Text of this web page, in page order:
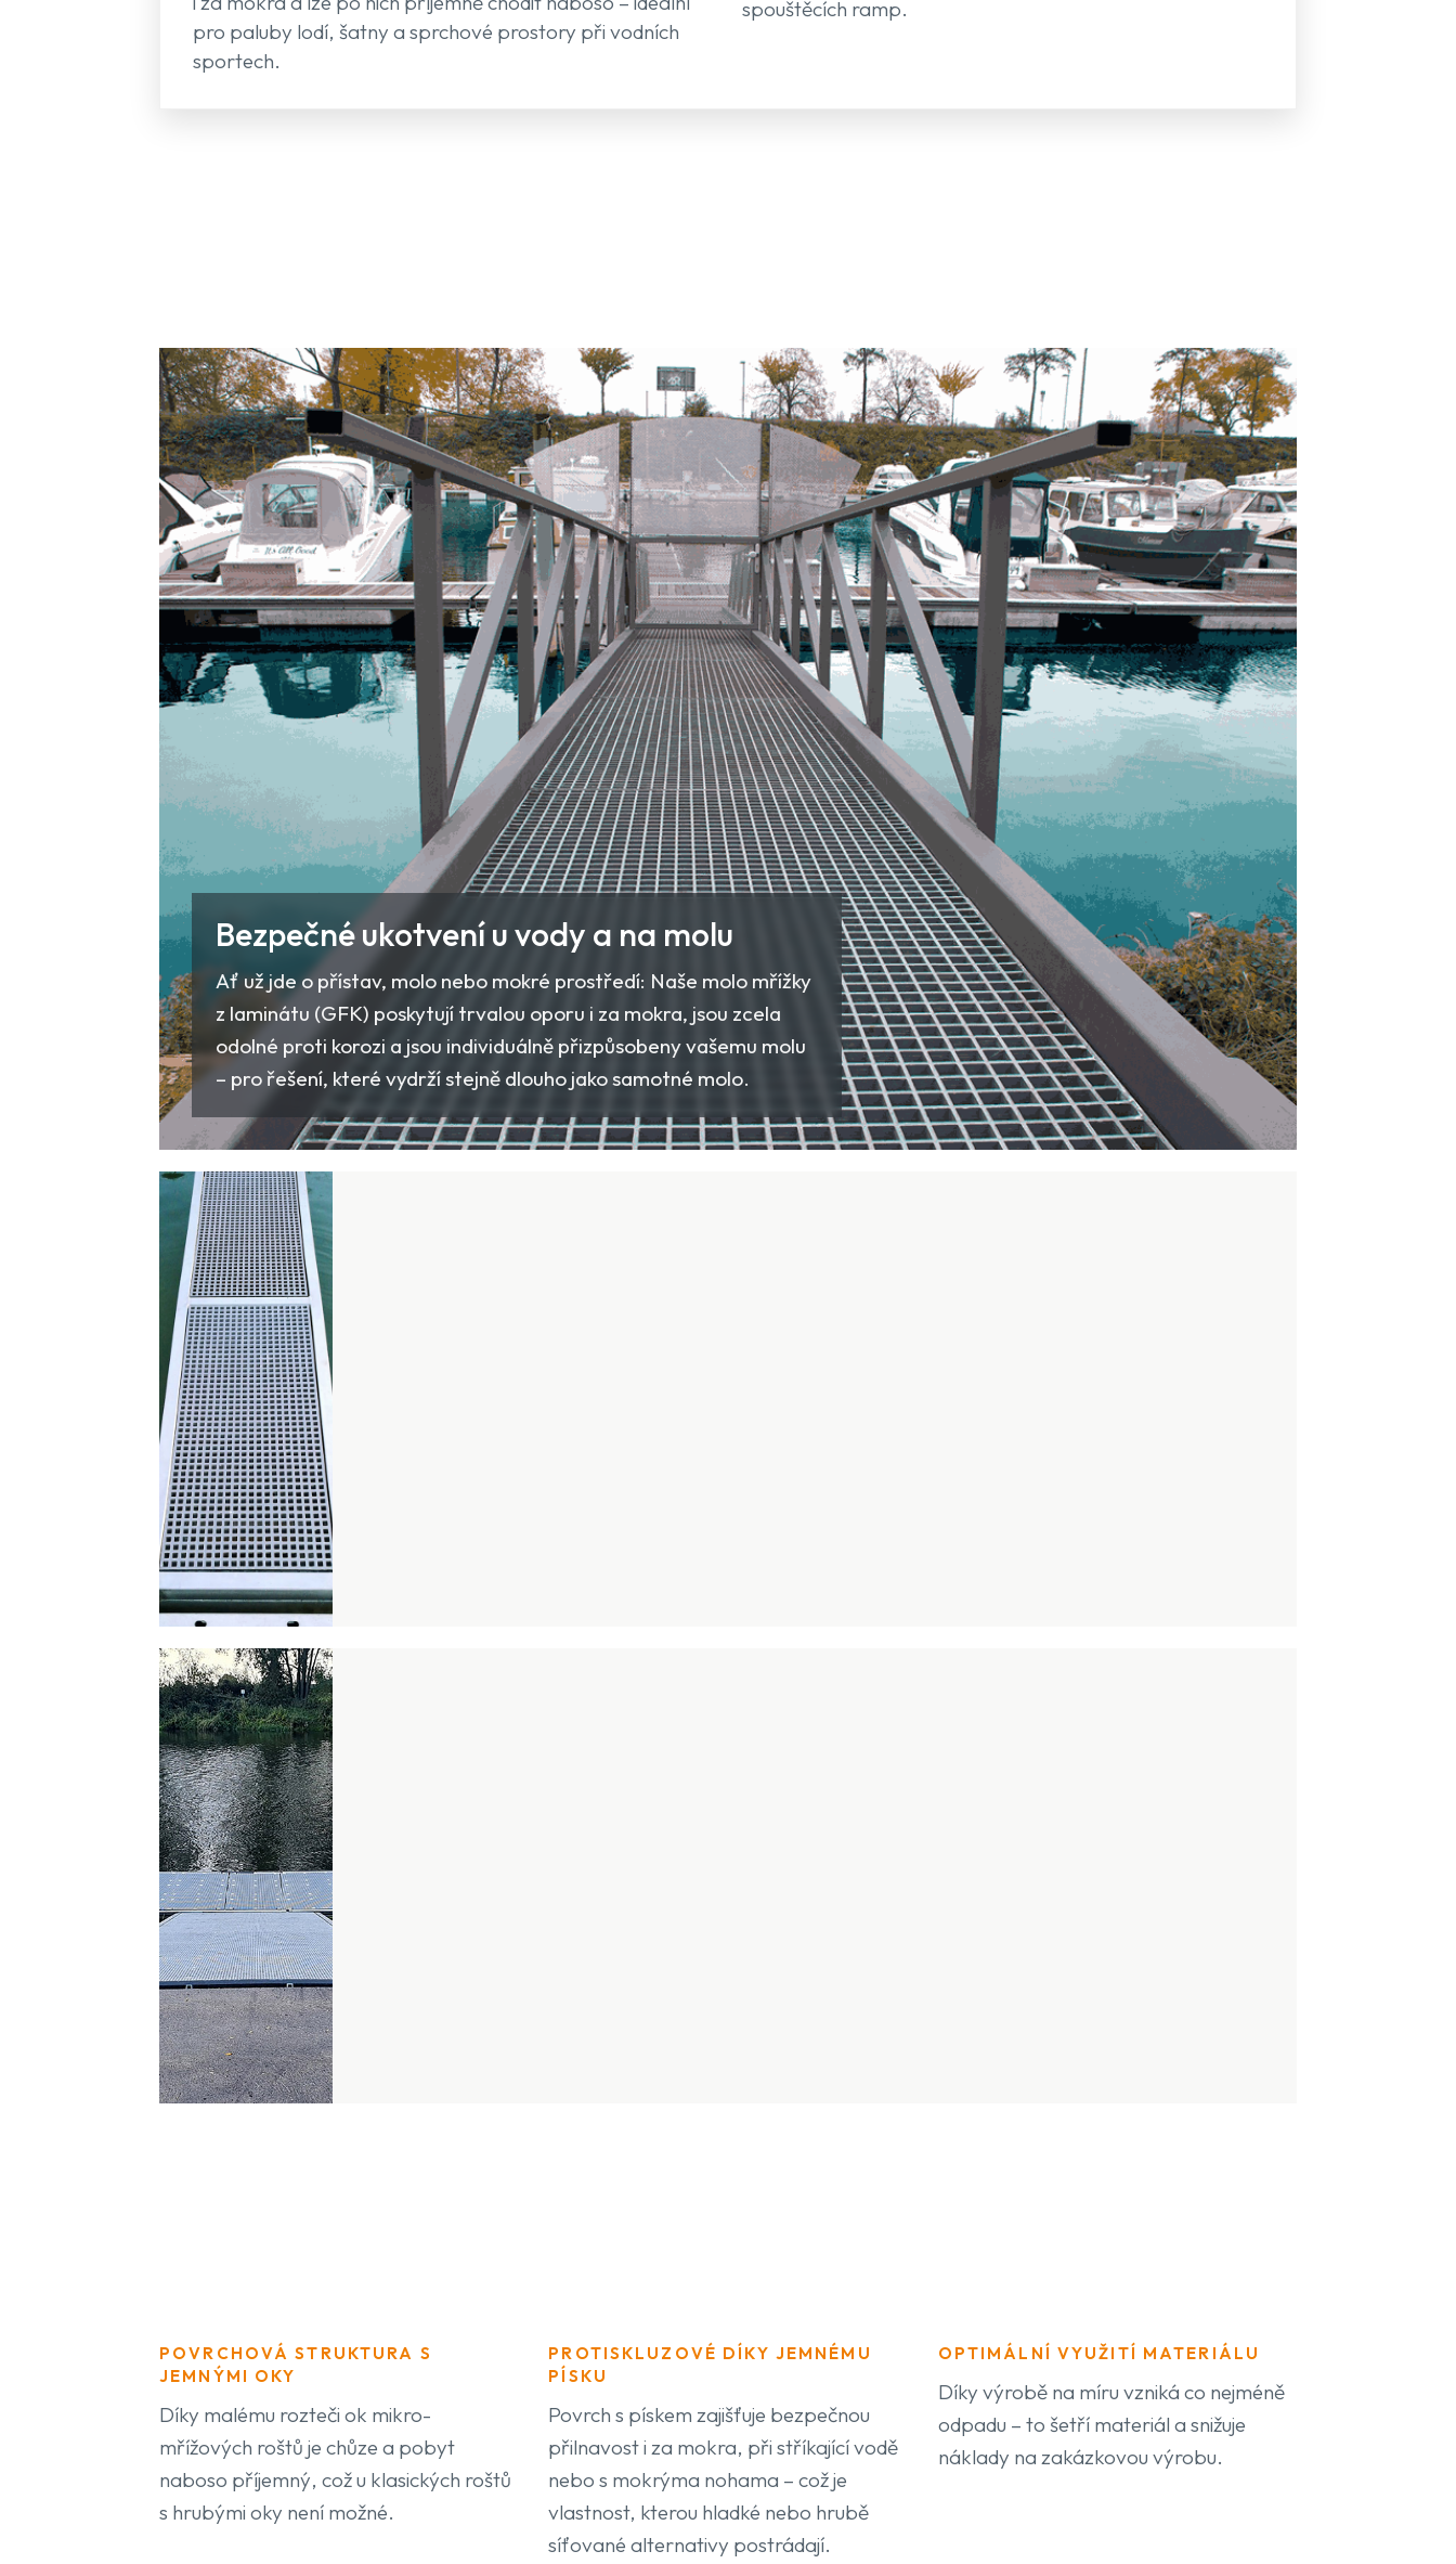
pro paluby lodí, šatny a sprchové prostory při vodních
sportech.
spouštěcích ramp.
Bezpečné ukotvení u vody a na molu
Ať už jde o přístav, molo nebo mokré prostředí: Naše molo mřížky
z laminátu (GFK) poskytují trvalou oporu i za mokra, jsou zcela
odolné proti korozi a jsou individuálně přizpůsobeny vašemu molu
– pro řešení, které vydrží stejně dlouho jako samotné molo.
POVRCHOVÁ STRUKTURA S
JEMNÝMI OKY
Díky malému rozteči ok mikro-
mřížových roštů je chůze a pobyt
naboso příjemný, což u klasických roštů
s hrubými oky není možné.
PROTISKLUZOVÉ DÍKY JEMNÉMU
PÍSKU
Povrch s pískem zajišťuje bezpečnou
přilnavost i za mokra, při stříkající vodě
nebo s mokrýma nohama – což je
vlastnost, kterou hladké nebo hrubě
síťované alternativy postrádají.
OPTIMÁLNÍ VYUŽITÍ MATERIÁLU
Díky výrobě na míru vzniká co nejméně
odpadu – to šetří materiál a snižuje
náklady na zakázkovou výrobu.